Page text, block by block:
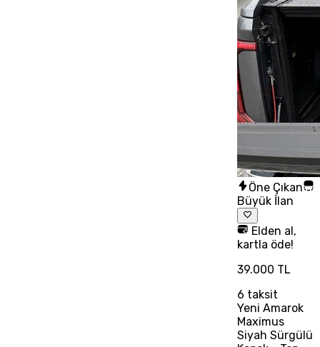
Öne Çıkan
Büyük İlan
Elden al,
kartla öde!
39.000 TL
6 taksit
Yeni Amarok
Maximus
Siyah Sürgülü